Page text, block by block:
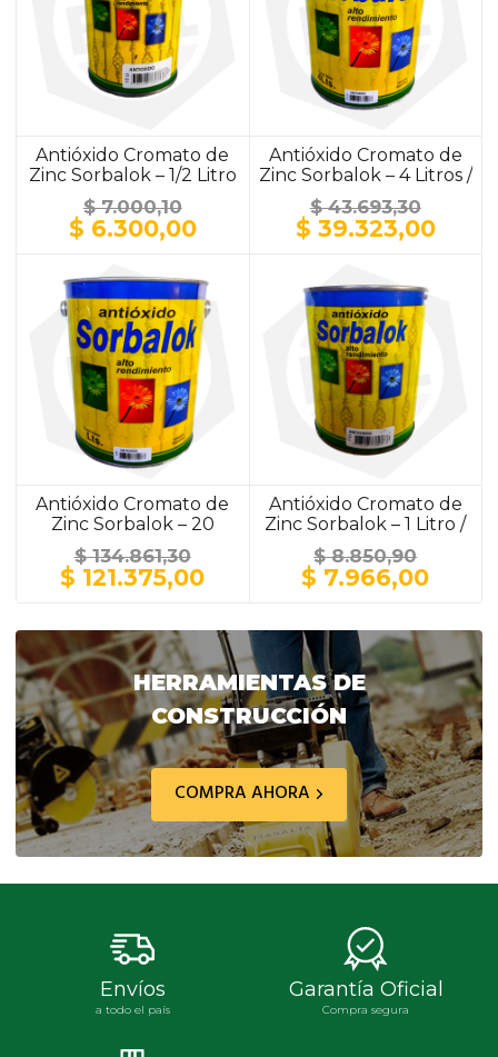
Antióxido Cromato de
Zinc Sorbalok – 1/2 Litro
/ ALUMINIO
$7.000,10
El
precio
original
era:
$ 7.000,10.
$ 6.300,00El
es:
$ 6.300,00.
Antióxido Cromato de
Zinc Sorbalok – 4 Litros /
ALUMINIO
$43.693,30
El
precio
era:
$ 43.693,30.
$ 39.323,00El
Antióxido Cromato de
Zinc Sorbalok – 20
Litros / GRIS
$134.861,30
El
era:
$ 134.861,30.
$ 121.375,00El
es:
$ 121.375,00.
Antióxido Cromato de
Zinc Sorbalok – 1 Litro /
GRIS
$8.850,90
El
era:
$ 8.850,90.
$ 7.966,00El
es:
$
HERRAMIENTAS DE
CONSTRUCCIÓN
COMPRA AHORA
Envíos
a todo el país
Garantía Oficial
Compra segura